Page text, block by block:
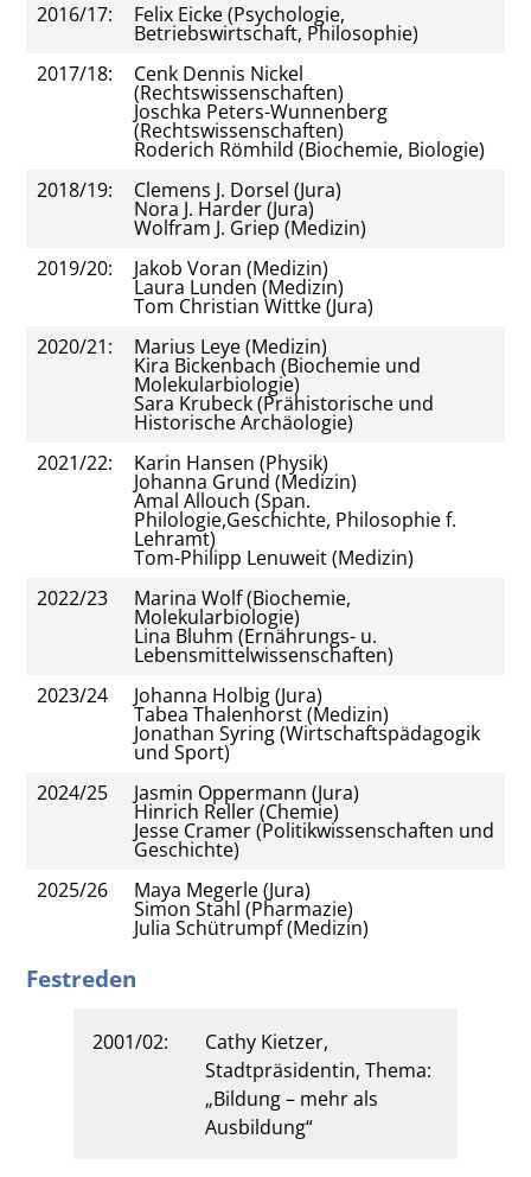
2016/17:
Felix Eicke (Psychologie,
Betriebswirtschaft, Philosophie)
2017/18:
Cenk Dennis Nickel
(Rechtswissenschaften)
Joschka Peters-Wunnenberg
(Rechtswissenschaften)
Roderich Römhild (Biochemie, Biologie)
2018/19:
Clemens J. Dorsel (Jura)
Nora J. Harder (Jura)
Wolfram J. Griep (Medizin)
2019/20:
Jakob Voran (Medizin)
Laura Lunden (Medizin)
Tom Christian Wittke (Jura)
2020/21:
Marius Leye (Medizin)
Kira Bickenbach (Biochemie und
Molekularbiologie)
Sara Krubeck (Prähistorische und
Historische Archäologie)
2021/22:
Karin Hansen (Physik)
Johanna Grund (Medizin)
Amal Allouch (Span.
Philologie,Geschichte, Philosophie f.
Lehramt)
Tom-Philipp Lenuweit (Medizin)
2022/23
Marina Wolf (Biochemie,
Molekularbiologie)
Lina Bluhm (Ernährungs- u.
Lebensmittelwissenschaften)
2023/24
Johanna Holbig (Jura)
Tabea Thalenhorst (Medizin)
Jonathan Syring (Wirtschaftspädagogik
und Sport)
2024/25
Jasmin Oppermann (Jura)
Hinrich Reller (Chemie)
Jesse Cramer (Politikwissenschaften und
Geschichte)
2025/26
Maya Megerle (Jura)
Simon Stahl (Pharmazie)
Julia Schütrumpf (Medizin)
Festreden
2001/02:
Cathy Kietzer,
Stadtpräsidentin, Thema:
„Bildung – mehr als
Ausbildung“